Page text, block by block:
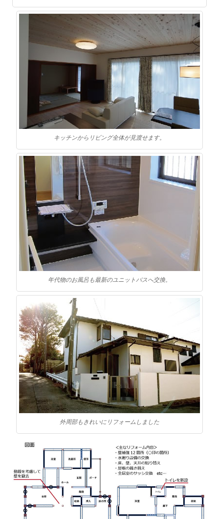
キッチンからリビング全体が見渡せます。
年代物のお風呂も最新のユニットバスへ交換。
外周部もきれいにリフォームしました